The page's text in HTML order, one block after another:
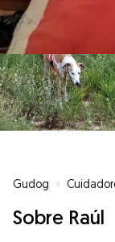
Gudog »
Sobre Raúl